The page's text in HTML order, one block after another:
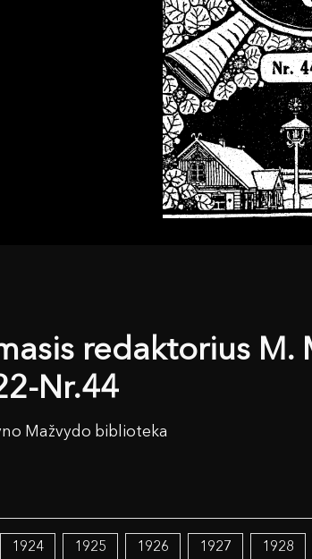
redaktorius M.
Nr.44
Mažvydo biblioteka
1924 1925 1926 1927 1928